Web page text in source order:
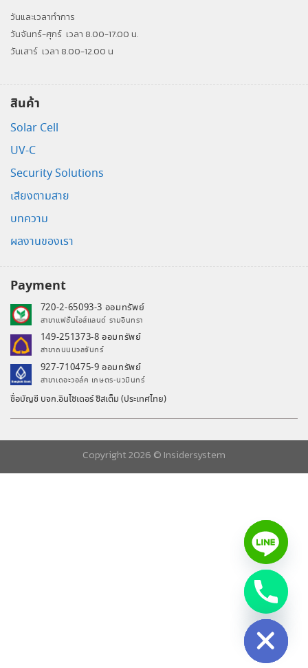
วันและเวลาทำการ
วันจันทร์-ศุกร์ เวลา 8.00-17.00 น.
วันเสาร์ เวลา 8.00-12.00 น
สินค้า
Solar Cell
UV-C
Security Solutions
เสียงตามสาย
บทความ
ผลงานของเรา
Payment
720-2-65093-3 ออมทรัพย์
สาขาแฟชั่นไอส์แลนด์ รามอินทรา
149-251373-8 ออมทรัพย์
สาขาถนนนวลจันทร์
927-710475-9 ออมทรัพย์
สาขาเดอะวอล์ค เกษตร-นวมินทร์
ชื่อบัญชี บจก.อินไซเดอร์ ซิสเต็ม (ประเทศไทย)
Copyright 2026 © Insidersystem
Hide
chaty